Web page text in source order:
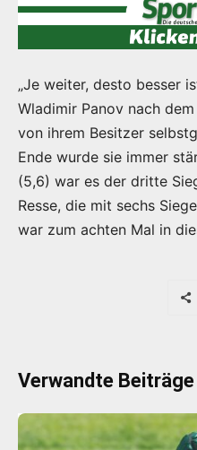
„Je weiter, desto besser
Wladimir Panov nach
von ihrem Besitzer
Ende wurde sie immer
(5,6) war es der dritte
Resse, die mit sechs
war zum achten Mal in
Verwandte Beiträge